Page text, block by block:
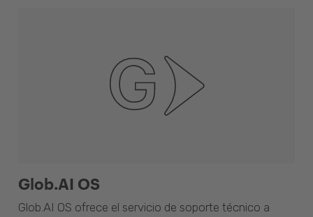
Glob.AI OS
Glob.AI OS ofrece el servicio de soporte técnico a